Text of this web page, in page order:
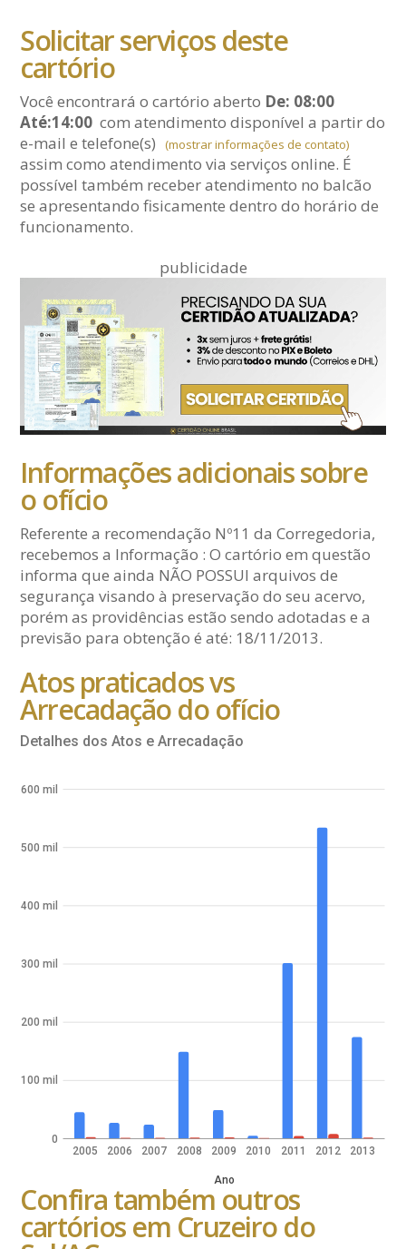
Solicitar serviços deste
cartório
Você encontrará o cartório aberto De: 08:00
Até:14:00 com atendimento disponível a partir do
e-maile telefone(s) (mostrar informações de contato)
assim como atendimento via serviços online. É
possível também receber atendimento no balcão
se apresentando fisicamente dentro do horário de
funcionamento.
publicidade
Informações adicionais sobre
o ofício
Referente a recomendação Nº11 da Corregedoria,
recebemos a Informação : O cartório em questão
informa que ainda NÃO POSSUI arquivos de
segurança visando à preservação do seu acervo,
porém as providências estão sendo adotadas e a
previsão para obtenção é até: 18/11/2013.
Atos praticados vs
Arrecadação do ofício
Detalhes dos Atos e Arrecadação
2005 2006 2007 2008 2009 2010 2011 2012 2013
Ano
0
100 mil
200 mil
300 mil
400 mil
500 mil
600 mil
Confira também outros
cartórios em Cruzeiro do